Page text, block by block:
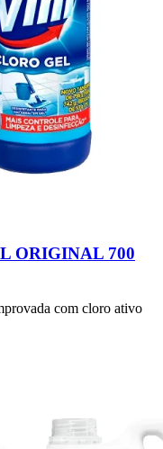
ORIGINAL 700
com cloro ativo